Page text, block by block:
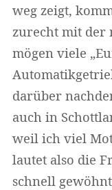
weg zeigt,
zurecht mit der
mögen viele
darüber
auch in
weil ich viel
lautet also die
schnell